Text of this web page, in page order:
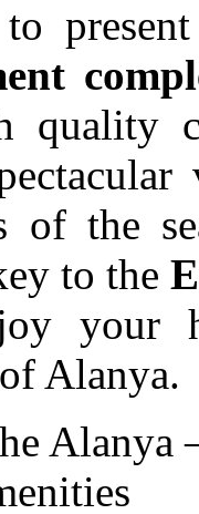
quality
of the
to the
your
of
Alanya